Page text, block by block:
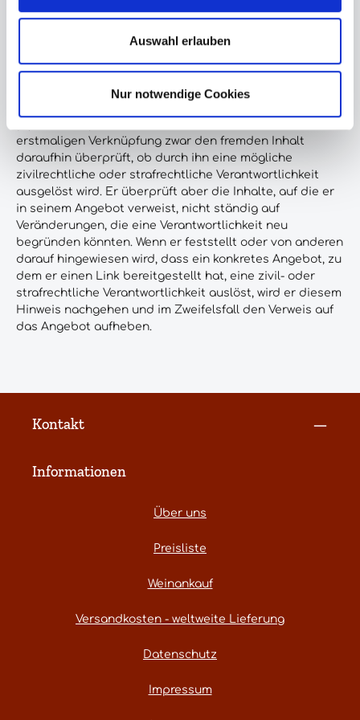
Auswahl erlauben
Nur notwendige Cookies
bereitgehaltenen Inhalte zu unterscheiden. Durch den
zur Nutzung bereit, die in dieser Weise gekennzeichnet
sind:
erstmaligen Verknüpfung zwar den fremden Inhalt
daraufhin überprüft, ob durch ihn eine mögliche
zivilrechtliche oder strafrechtliche Verantwortlichkeit
ausgelöst wird. Er überprüft aber die Inhalte, auf die er
in seinem Angebot verweist, nicht ständig auf
Veränderungen, die eine Verantwortlichkeit neu
begründen könnten. Wenn er feststellt oder von anderen
darauf hingewiesen wird, dass ein konkretes Angebot, zu
dem er einen Link bereitgestellt hat, eine zivil- oder
strafrechtliche Verantwortlichkeit auslöst, wird er diesem
Hinweis nachgehen und im Zweifelsfall den Verweis auf
das Angebot aufheben.
Kontakt
Informationen
Über uns
Preisliste
Weinankauf
Versandkosten - weltweite Lieferung
Datenschutz
Impressum